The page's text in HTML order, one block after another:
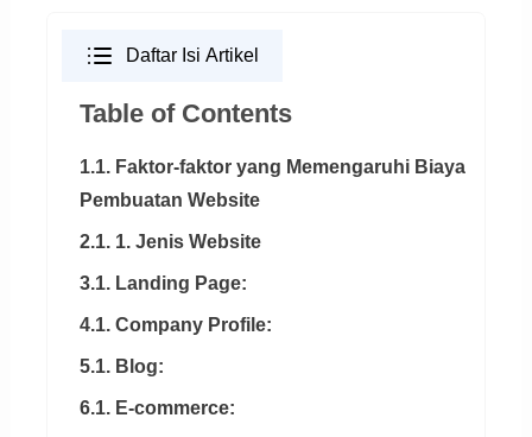
Daftar Isi Artikel
Table of Contents
1.1. Faktor-faktor yang Memengaruhi Biaya
Pembuatan Website
2.1. 1. Jenis Website
3.1. Landing Page:
4.1. Company Profile:
5.1. Blog:
6.1. E-commerce: